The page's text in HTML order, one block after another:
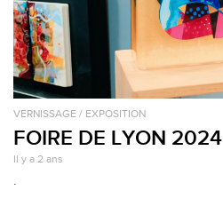
VERNISSAGE / EXPOSITION
FOIRE DE LYON 2024
Il y a 2 ans
.